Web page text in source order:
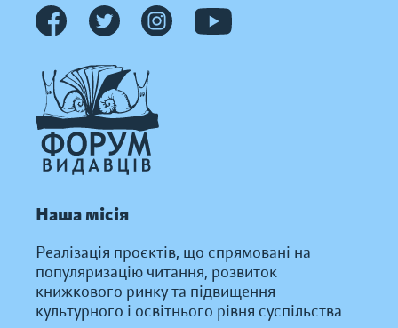
Наша місія
Реалізація проєктів, що спрямовані на
популяризацію читання, розвиток
книжкового ринку та підвищення
культурного і освітнього рівня суспільства